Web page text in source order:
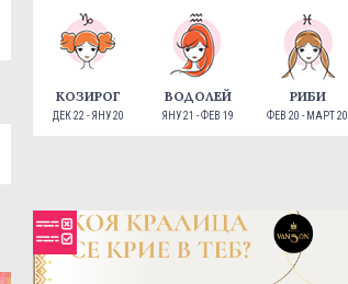
КОЗИРОГ
ДЕК 22 - ЯНУ 20
ВОДОЛЕЙ
ЯНУ 21 - ФЕВ 19
РИБИ
ФЕВ 20 - МАРТ 20